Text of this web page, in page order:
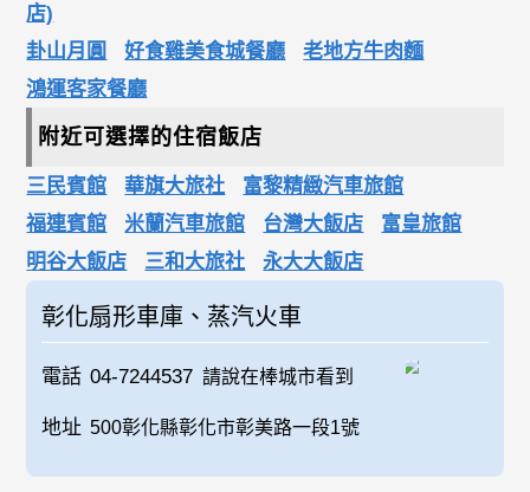
店)
卦山月圓
好食雞美食城餐廳
老地方牛肉麵
鴻運客家餐廳
附近可選擇的住宿飯店
三民賓館 華旗大旅社
富黎精緻汽車旅館
福連賓館
米蘭汽車旅館 台灣大飯店
富皇旅館
明谷大飯店
三和大旅社 永大大飯店
彰化扇形車庫、蒸汽火車
電話 04-7244537 請說在棒城市看到
地址 500彰化縣彰化市彰美路一段1號